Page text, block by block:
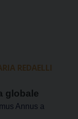
REDAELLI
globale
Annus a